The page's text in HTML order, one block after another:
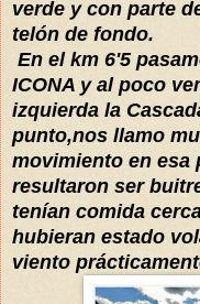
verde y con parte
telón de fondo.
En el km 6'5
ICONA y al poco
izquierda la
punto,nos llamo
movimiento en esa
resultaron ser
tenían comida
hubieran estado
viento